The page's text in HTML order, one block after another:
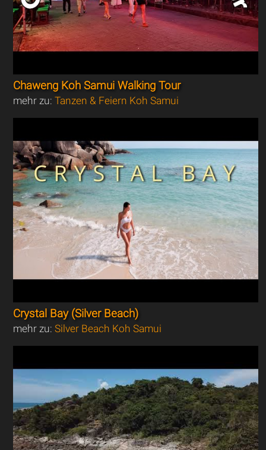
Chaweng Koh Samui Walking Tour
mehr zu:Tanzen & Feiern Koh Samui
Crystal Bay (Silver Beach)
mehr zu:Silver Beach Koh Samui